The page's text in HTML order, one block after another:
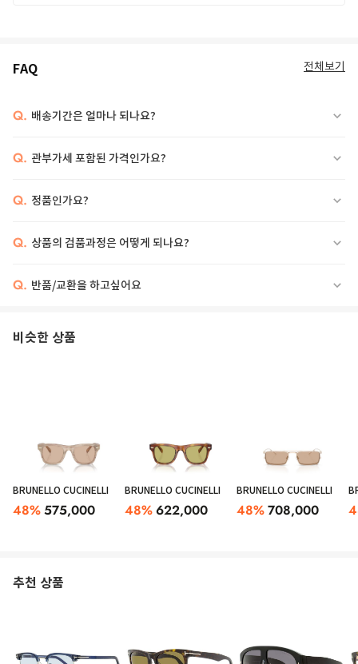
FAQ 전체보기
Q. 배송기간은 얼마나 되나요?
Q. 관부가세 포함된 가격인가요?
Q. 정품인가요?
Q. 상품의 검품과정은 어떻게 되나요?
Q. 반품/교환을 하고싶어요
비슷한 상품
BRUNELLO CUCINELLI
48%575,000
BRUNELLO CUCINELLI
48%622,000
BRUNELLO CUCINELLI
48%708,000
추천 상품